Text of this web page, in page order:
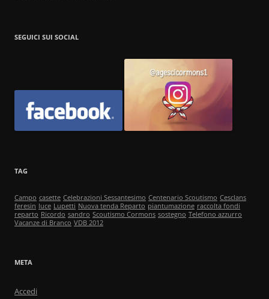
SEGUICI SUI SOCIAL
TAG
Campo casette Celebrazioni Sessantesimo Centenario Scoutismo Cesclans
feresin luce Lupetti Nuova tenda Reparto piantumazione raccolta fondi
reparto Ricordo sandro Scoutismo Cormons sostegno Telefono azzurro
Vacanze di Branco VDB 2012
META
Accedi